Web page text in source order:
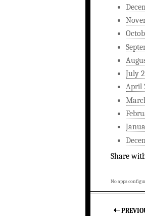
July
April
Share
No apps